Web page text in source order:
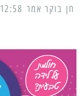
12:58 | 28/01/2025